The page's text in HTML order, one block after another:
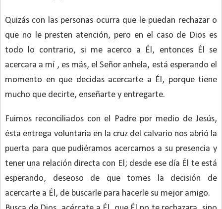
Quizás con las personas ocurra que le puedan rechazar o
que no le presten atención, pero en el caso de Dios es
todo lo contrario, si me acerco a Él, entonces Él se
acercara a mí , es más, el Señor anhela, está esperando el
momento en que decidas acercarte a Él, porque tiene
mucho que decirte, enseñarte y entregarte.
Fuimos reconciliados con el Padre por medio de Jesús,
ésta entrega voluntaria en la cruz del calvario nos abrió la
puerta para que pudiéramos acercarnos a su presencia y
tener una relación directa con El; desde ese día Él te está
esperando, deseoso de que tomes la decisión de
acercarte a Él, de buscarle para hacerle su mejor amigo.